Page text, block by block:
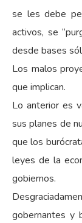
se les debe
activos, se
desde bases
Los malos
que implican.
Lo anterior es
sus planes de
que los
leyes de la
gobiernos.
gobernantes y